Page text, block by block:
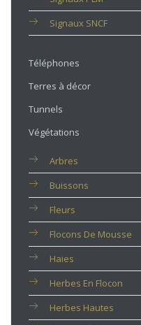
Signaux SNCF
Téléphones
Terres à décor
Tunnels
Végétations
Arbres
Buissons
Fleurs
Flocons De Mousse
Haies
Herbes En Flocon
Herbes Hautes